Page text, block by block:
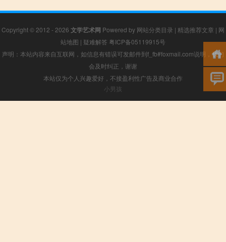
Copyright © 2012 - 2026 文学艺术网 Powered by 网站分类目录 | 精选推荐文章 | 网
站地图 | 疑难解答 粤ICP备05119915号
声明：本站内容来自互联网，如信息有错误可发邮件到f_fb#foxmail.com说明，我们
会及时纠正，谢谢
本站仅为个人兴趣爱好，不接盈利性广告及商业合作
小男孩